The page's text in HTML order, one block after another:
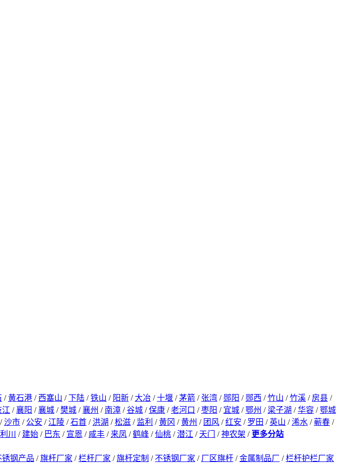
/黄石港 / 西塞山 /下陆 /铁山 / 阳新 / 大冶 /十堰 /茅箭 / 张湾 / 郧阳 / 郧西 /竹山 /竹溪 / 房县 /
江 /襄阳 /襄城 /樊城 /襄州 / 南漳 /谷城 /保康 /老河口 /枣阳 / 宜城 /鄂州 / 梁子湖 /华容 /鄂城
/沙市 / 公安 / 江陵 /石首 / 洪湖 /松滋 / 监利 /黄冈 /黄州 / 团风 /红安 / 罗田 / 英山 /浠水 /蕲春 /
利川 / 建始 / 巴东 / 宣恩 / 咸丰 / 来凤 /鹤峰 /仙桃 /潜江 / 天门 /神农架 / 更多分站
锈钢产品 /旗杆厂家 /栏杆厂家 /旗杆定制 / 不锈钢厂家 / 厂区旗杆 /金属制品厂 /栏杆护栏厂家